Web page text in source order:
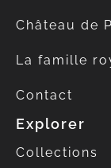
Château de
La famille
Contact
Explorer
Collections